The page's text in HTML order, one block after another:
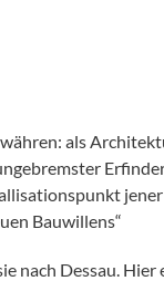
als
Bauwillens“
nach Dessau.